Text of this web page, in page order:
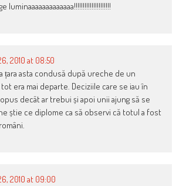
luminaaaaaaaaaaaaa!!!!!!!!!!!!!!!!!!!!!
2010 at 08:50
țara asta condusă după ureche de un
era mai departe. Deciziile care se iau în
decât ar trebui și apoi unii ajung să se
știe ce diplome ca să observi că totul a fost
2010 at 09:00